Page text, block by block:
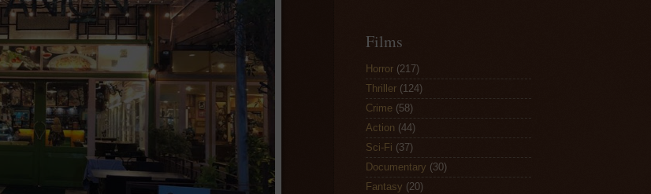
Films
Horror (217)
Thriller (124)
Crime (58)
Action (44)
Sci-Fi (37)
Documentary (30)
Fantasy (20)